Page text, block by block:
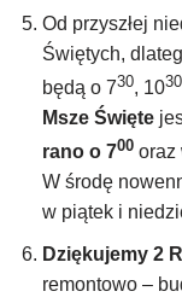
Od przyszłej
Świętych,
będą o 730, 1030
Msze Święte
rano o 700 oraz
W środę
w piątek i
Dziękujemy 2
remontowo –